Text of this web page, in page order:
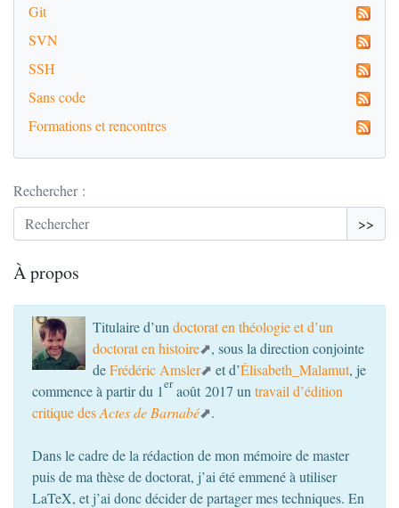
Git
SVN
SSH
Sans code
Formations et rencontres
Rechercher :
>>
À propos
Titulaire d’un doctorat en théologie et d’un
doctorat en histoire
, sous la direction conjointe
deFrédéric Amsler et d’Élisabeth_Malamut, je
commence à partir du 1er août 2017 un travail d’édition
critique desActes de Barnabé .
Dans le cadre de la rédaction de mon mémoire de master
puis de ma thèse de doctorat, j’ai été emmené à utiliser
LaTeX, et j’ai donc décider de partager mes techniques. En